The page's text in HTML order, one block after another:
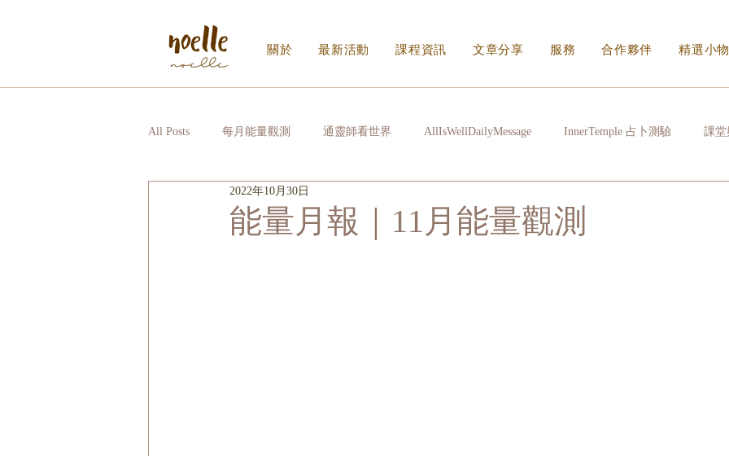
關於 最新活動 課程資訊 文章分享 服務 合作夥伴 精選小物
All Posts 每月能量觀測 通靈師看世界 AllIsWellDailyMessage InnerTemple 占卜測驗 課堂
Noelle｜Noelle Inner Circle
能量月報｜11月能量觀測
2022年10月30日